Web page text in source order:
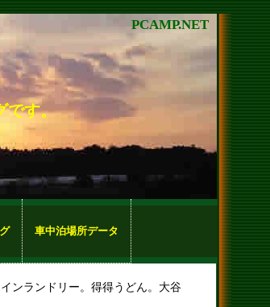
です。
PCAMP.NET
車中泊場所データ
ンランドリー。得得うどん。大谷